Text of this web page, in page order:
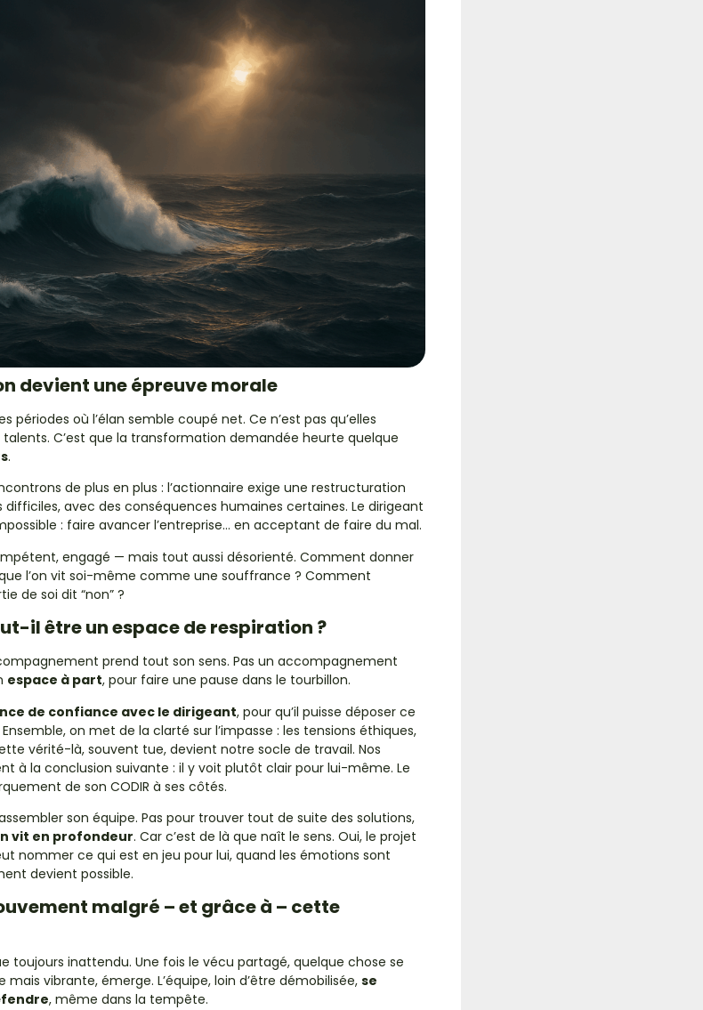
devient une épreuve morale
périodes où l’élan semble coupé net. Ce n’est pas qu’elles
C’est que la transformation demandée heurte quelque
.
de plus en plus : l’actionnaire exige une restructuration
difficiles, avec des conséquences humaines certaines. Le dirigeant
: faire avancer l’entreprise… en acceptant de faire du mal.
engagé — mais tout aussi désorienté. Comment donner
l’on vit soi-même comme une souffrance ? Comment
de soi dit “non” ?
il être un espace de respiration ?
prend tout son sens. Pas un accompagnement
espace à part, pour faire une pause dans le tourbillon.
de confiance avec le dirigeant, pour qu’il puisse déposer ce
on met de la clarté sur l’impasse : les tensions éthiques,
vérité-là, souvent tue, devient notre socle de travail. Nos
à la conclusion suivante : il y voit plutôt clair pour lui-même. Le
de son CODIR à ses côtés.
son équipe. Pas pour trouver tout de suite des solutions,
vit en profondeur. Car c’est de là que naît le sens. Oui, le projet
nommer ce qui est en jeu pour lui, quand les émotions sont
devient possible.
malgré – et grâce à – cette
toujours inattendu. Une fois le vécu partagé, quelque chose se
mais vibrante, émerge. L’équipe, loin d’être démobilisée,se
, même dans la tempête.